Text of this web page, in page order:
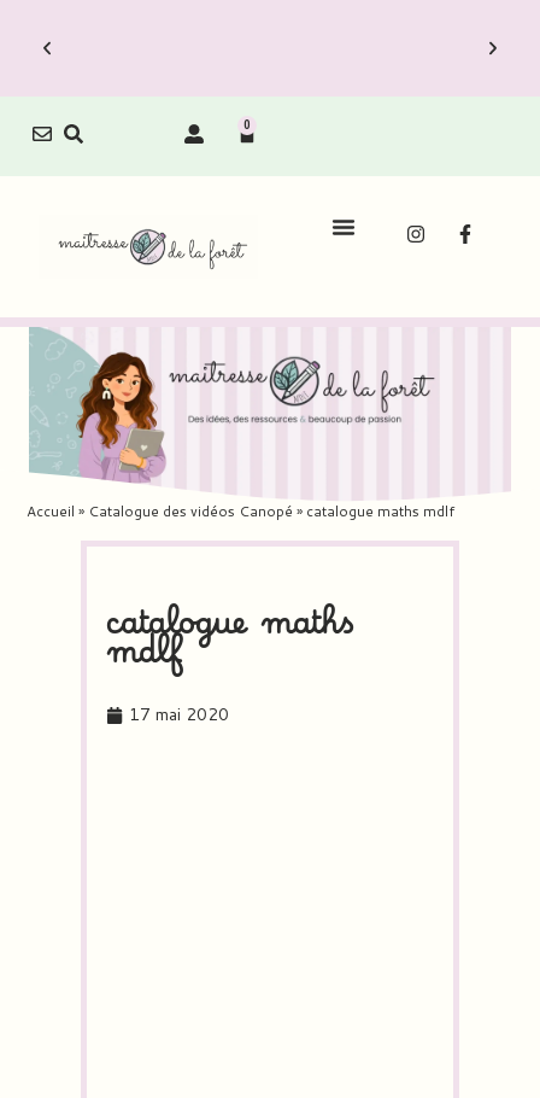
0
Accueil » Catalogue des vidéos Canopé » catalogue maths mdlf
catalogue maths
mdlf
17 mai 2020